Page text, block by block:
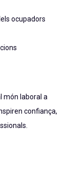
ocupadors
món laboral a
confiança,